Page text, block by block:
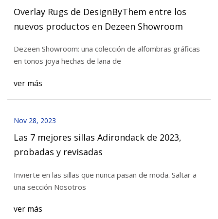
Overlay Rugs de DesignByThem entre los
nuevos productos en Dezeen Showroom
Dezeen Showroom: una colección de alfombras gráficas
en tonos joya hechas de lana de
ver más
Nov 28, 2023
Las 7 mejores sillas Adirondack de 2023,
probadas y revisadas
Invierte en las sillas que nunca pasan de moda. Saltar a
una sección Nosotros
ver más